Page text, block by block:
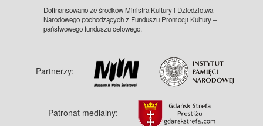
Dofinansowano ze środków Ministra Kultury i Dziedzictwa
Narodowego pochodzących z Funduszu Promocji Kultury –
państwowego funduszu celowego.
Partnerzy:
Patronat medialny: